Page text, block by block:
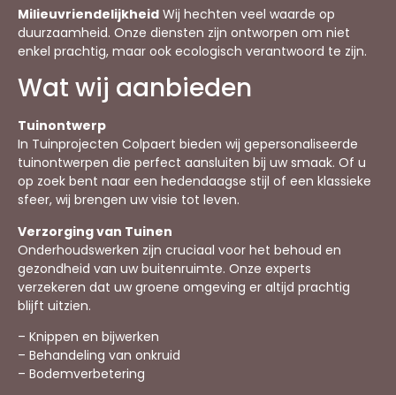
Milieuvriendelijkheid Wij hechten veel waarde op
duurzaamheid. Onze diensten zijn ontworpen om niet
enkel prachtig, maar ook ecologisch verantwoord te zijn.
Wat wij aanbieden
Tuinontwerp
In Tuinprojecten Colpaert bieden wij gepersonaliseerde
tuinontwerpen die perfect aansluiten bij uw smaak. Of u
op zoek bent naar een hedendaagse stijl of een klassieke
sfeer, wij brengen uw visie tot leven.
Verzorging van Tuinen
Onderhoudswerken zijn cruciaal voor het behoud en
gezondheid van uw buitenruimte. Onze experts
verzekeren dat uw groene omgeving er altijd prachtig
blijft uitzien.
– Knippen en bijwerken
– Behandeling van onkruid
– Bodemverbetering